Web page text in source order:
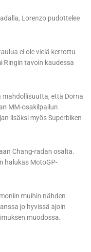
Lorenzo pudottelee
ei ole vielä kerrottu
Ringin tavoin kaudessa
että Dorna
MM-osakilpailun
lisäksi myös Superbiken
Chang-radan osalta.
halukas MotoGP-
muihin nähden
jo hyvissä ajoin
muodossa.